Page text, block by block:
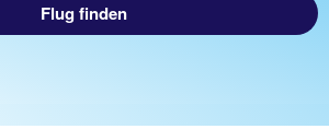
Flug finden